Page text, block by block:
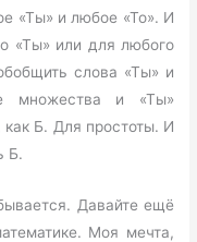
«Ты» и любое «То». И
«Ты» или для любого
слова «Ты» и
множества и «Ты»
как Б. Для простоты. И
Б.
Давайте ещё
Моя мечта,